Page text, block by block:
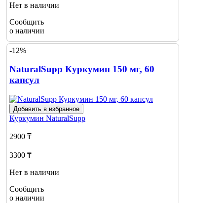
Нет в наличии
Сообщить
о наличии
-12%
NaturalSupp Куркумин 150 мг, 60
капсул
Добавить в избранное
Куркумин NaturalSupp
2900 ₸
3300 ₸
Нет в наличии
Сообщить
о наличии